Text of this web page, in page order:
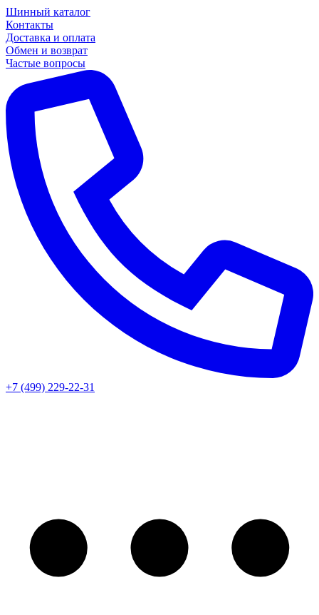
Шинный каталог
Контакты
Доставка и оплата
Обмен и возврат
Частые вопросы
+7 (499) 229-22-31